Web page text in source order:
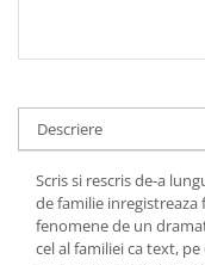
Descriere
Scris si rescris de-a
de familie
fenomene de un
cel al familiei ca text,